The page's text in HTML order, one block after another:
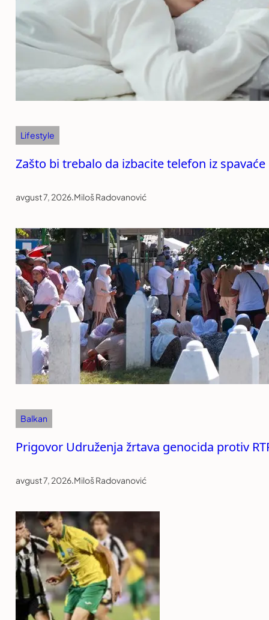
Lifestyle
Zašto bi trebalo da izbacite telefon iz
avgust 7, 2026.Miloš Radovanović
Balkan
Prigovor Udruženja žrtava genocida protiv
avgust 7, 2026.Miloš Radovanović